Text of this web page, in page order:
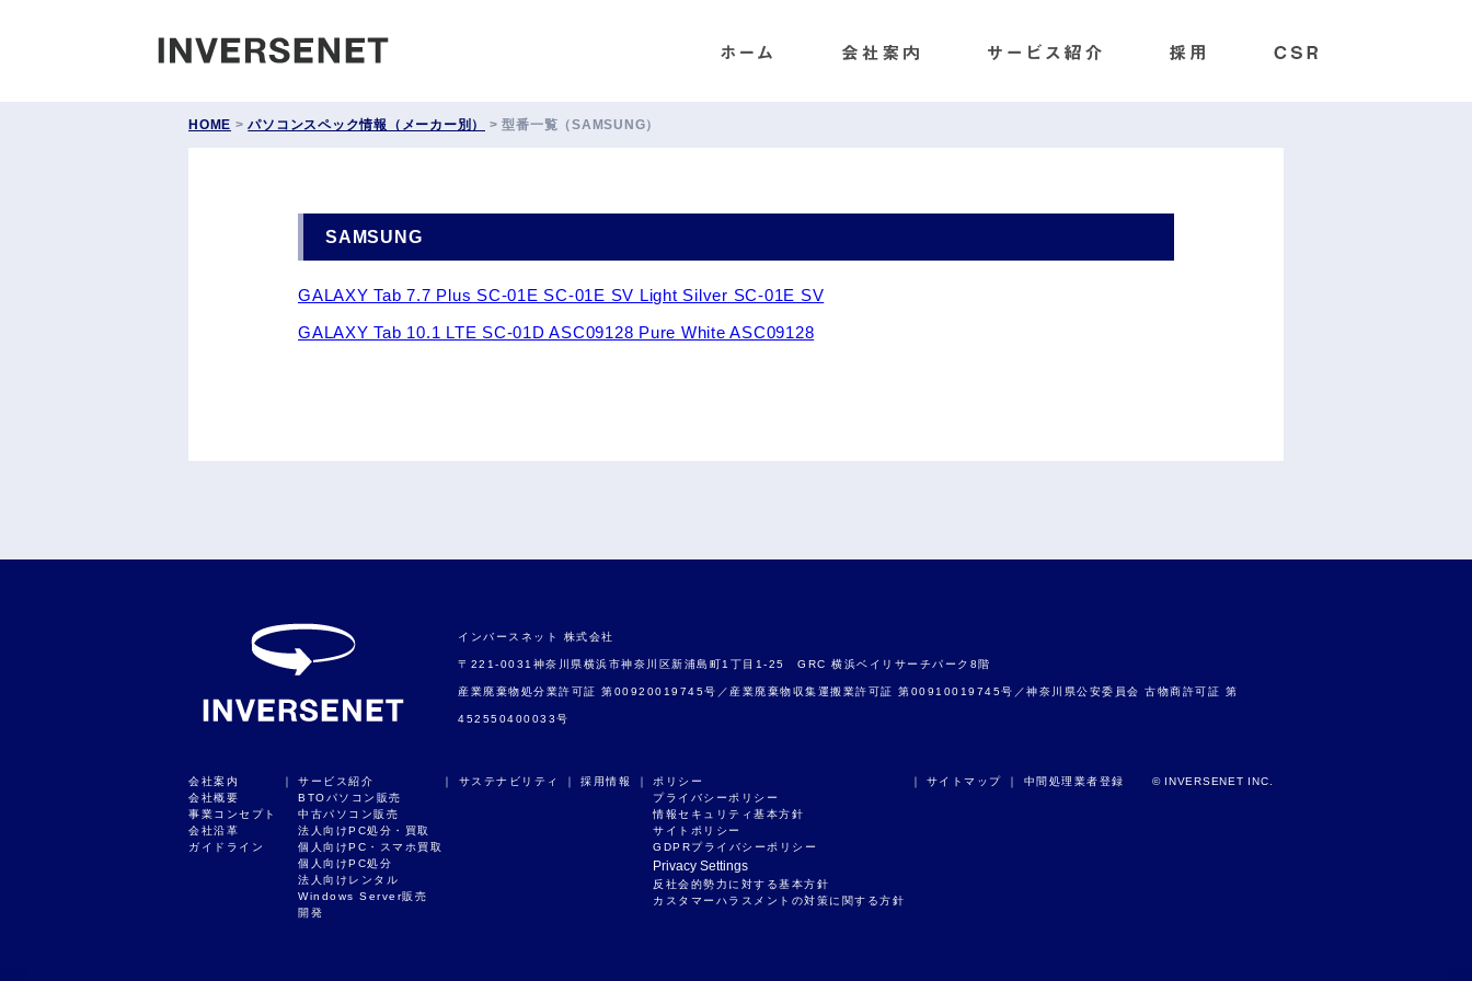
HOME >パソコンスペック情報（メーカー別） >型番一覧（SAMSUNG）
SAMSUNG
GALAXY Tab 7.7 Plus SC-01E SC-01E SV Light Silver SC-01E SV
GALAXY Tab 10.1 LTE SC-01D ASC09128 Pure White ASC09128
インバースネット 株式会社
〒221-0031神奈川県横浜市神奈川区新浦島町1丁目1-25 GRC 横浜ベイリサーチパーク8階
産業廃棄物処分業許可証 第00920019745号／産業廃棄物収集運搬業許可証 第00910019745号／神奈川県公安委員会 古物商許可証 第
452550400033号
会社案内
｜
会社概要
事業コンセプト
会社沿革
ガイドライン
サービス紹介
｜
BTOパソコン販売
中古パソコン販売
法人向けPC処分・買取
個人向けPC・スマホ買取
個人向けPC処分
法人向けレンタル
Windows Server販売
開発
サステナビリティ ｜ 採用情報 ｜
ポリシー ｜
プライバシーポリシー
情報セキュリティ基本方針
サイトポリシー
GDPRプライバシーポリシー
Privacy Settings
反社会的勢力に対する基本方針
カスタマーハラスメントの対策に関する方針
サイトマップ ｜ 中間処理業者登録 © INVERSENET INC.